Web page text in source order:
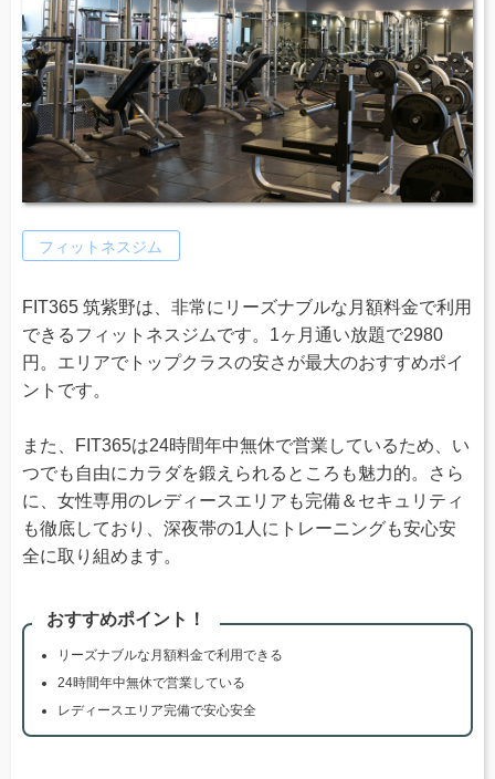
フィットネスジム
FIT365 筑紫野は、非常にリーズナブルな月額料金で利用
できるフィットネスジムです。1ヶ月通い放題で2980
円。エリアでトップクラスの安さが最大のおすすめポイ
ントです。
また、FIT365は24時間年中無休で営業しているため、い
つでも自由にカラダを鍛えられるところも魅力的。さら
に、女性専用のレディースエリアも完備＆セキュリティ
も徹底しており、深夜帯の1人にトレーニングも安心安
全に取り組めます。
おすすめポイント！
リーズナブルな月額料金で利用できる
24時間年中無休で営業している
レディースエリア完備で安心安全